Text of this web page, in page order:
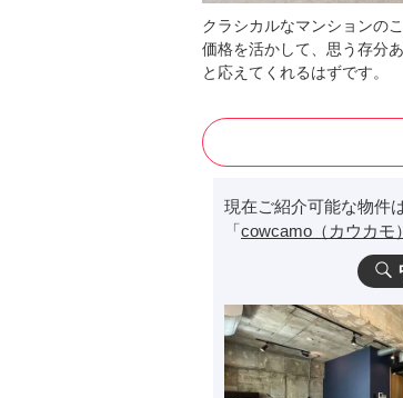
クラシカルなマンションの
価格を活かして、思う存分
と応えてくれるはずです。
現在ご紹介可能な物件
「cowcamo（カウカモ）